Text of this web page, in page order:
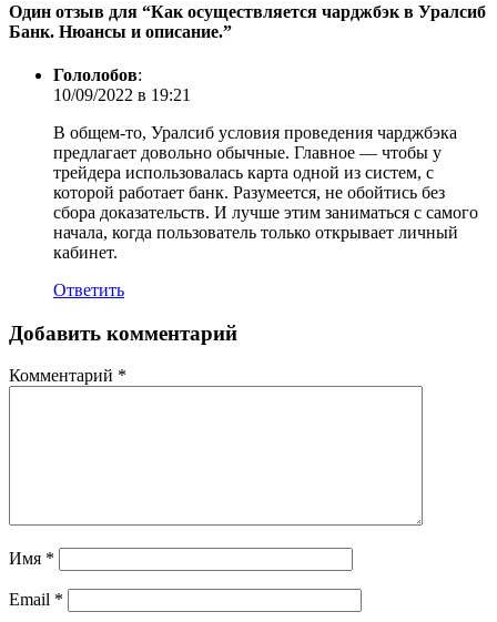
Один отзыв для “Как осуществляется чарджбэк в Уралсиб
Банк. Нюансы и описание.”
Гололобов:
10/09/2022 в 19:21
В общем-то, Уралсиб условия проведения чарджбэка
предлагает довольно обычные. Главное — чтобы у
трейдера использовалась карта одной из систем, с
которой работает банк. Разумеется, не обойтись без
сбора доказательств. И лучше этим заниматься с самого
начала, когда пользователь только открывает личный
кабинет.
Ответить
Добавить комментарий
Комментарий *
Имя *
Email *